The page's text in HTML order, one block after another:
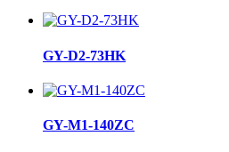
GY-D2-73HK
GY-M1-140ZC